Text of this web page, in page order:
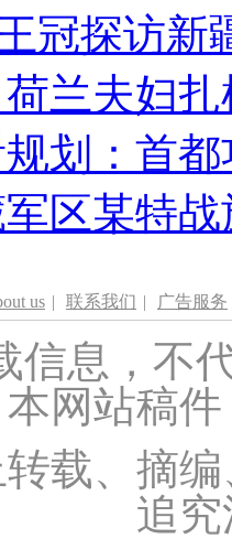
冠探访新
荷兰夫妇
划：首
区某特
us | 联系我们 | 广告服务
信息，不
本网站稿
载、摘
追